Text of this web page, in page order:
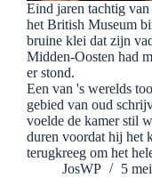
Eind jaren tachtig van
het British Museum
bruine klei dat zijn
Midden-Oosten had
er stond.
Een van 's werelds
gebied van oud
voelde de kamer stil
duren voordat hij het
terugkreeg om het
JosWP
5